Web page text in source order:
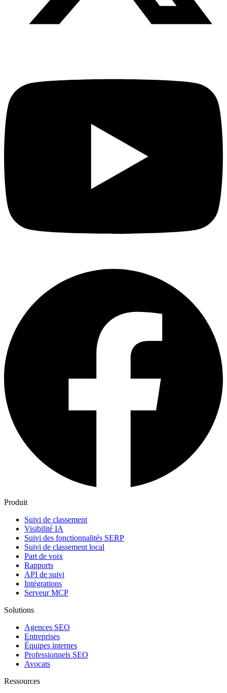
Produit
Suivi de classement
Visibilité IA
Suivi des fonctionnalités SERP
Suivi de classement local
Part de voix
Rapports
API de suivi
Intégrations
Serveur MCP
Solutions
Agences SEO
Entreprises
Équipes internes
Professionnels SEO
Avocats
Ressources